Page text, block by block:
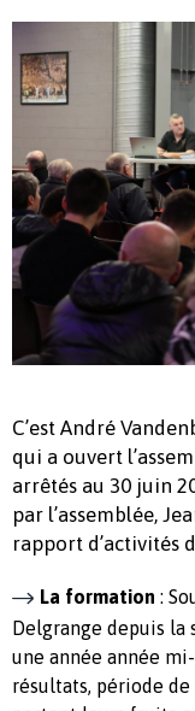
C’est André
qui a ouvert
arrêtés au 30 juin
par l’assemblée,
rapport d’activités
La formation :
Delgrange depuis la
une année année
résultats, période